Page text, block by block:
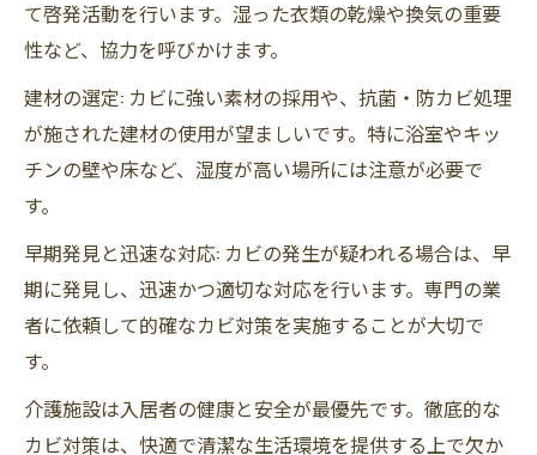
て啓発活動を行います。湿った衣類の乾燥や換気の重要
性など、協力を呼びかけます。
建材の選定: カビに強い素材の採用や、抗菌・防カビ処理
が施された建材の使用が望ましいです。特に浴室やキッ
チンの壁や床など、湿度が高い場所には注意が必要で
す。
早期発見と迅速な対応: カビの発生が疑われる場合は、早
期に発見し、迅速かつ適切な対応を行います。専門の業
者に依頼して的確なカビ対策を実施することが大切で
す。
介護施設は入居者の健康と安全が最優先です。徹底的な
カビ対策は、快適で清潔な生活環境を提供する上で欠か